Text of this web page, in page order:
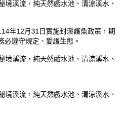
年12月31日實施封溪護魚政策，期
必遵守規定、愛護生態。